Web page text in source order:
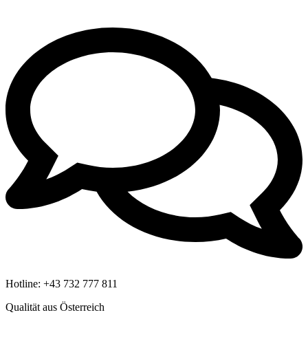
Hotline: +43 732 777 811
Qualität aus Österreich